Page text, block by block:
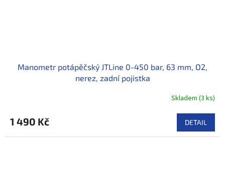
Manometr potápěčský JTLine 0-450 bar, 63 mm, O2,
nerez, zadní pojistka
Skladem (3 ks)
1 490 Kč DETAIL